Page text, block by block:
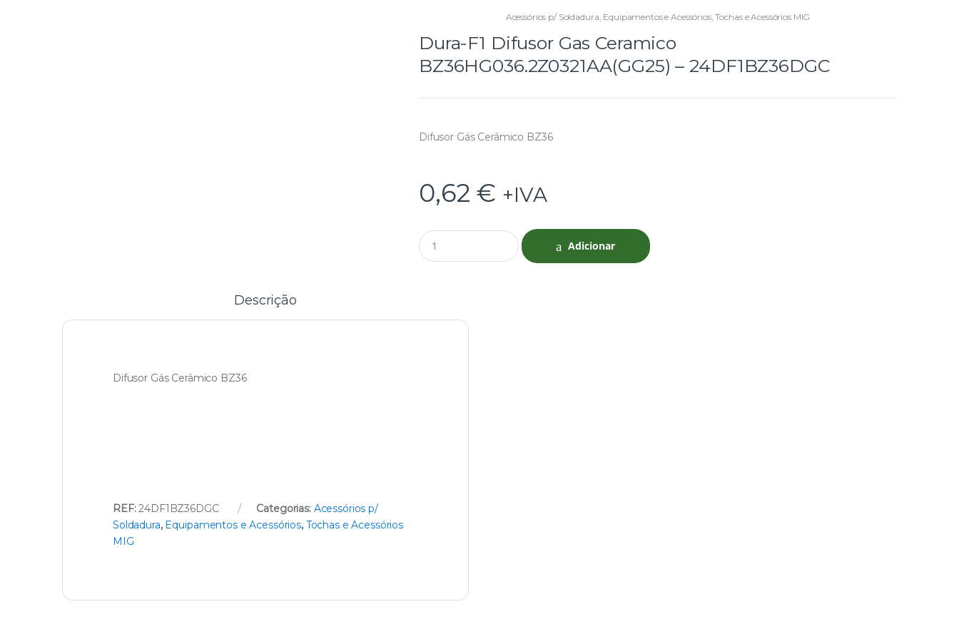
Acessórios p/ Soldadura, Equipamentos e Acessórios,Tochas e Acessórios MIG
Dura-F1 Difusor Gas Ceramico
BZ36HG036.2Z0321AA(GG25) – 24DF1BZ36DGC
Difusor Gás Cerâmico BZ36
0,62 € +IVA
Q
u
Adicionar
Descrição
Difusor Gás Cerâmico BZ36
REF:24DF1BZ36DGC Categorias: Acessórios p/
Soldadura, Equipamentos e Acessórios, Tochas e Acessórios
MIG